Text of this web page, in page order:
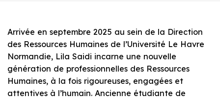
Arrivée en septembre 2025 au sein de la Direction
des Ressources Humaines de l’Université Le Havre
Normandie, Lila Saidi incarne une nouvelle
génération de professionnelles des Ressources
Humaines, à la fois rigoureuses, engagées et
attentives à l’humain. Ancienne étudiante de